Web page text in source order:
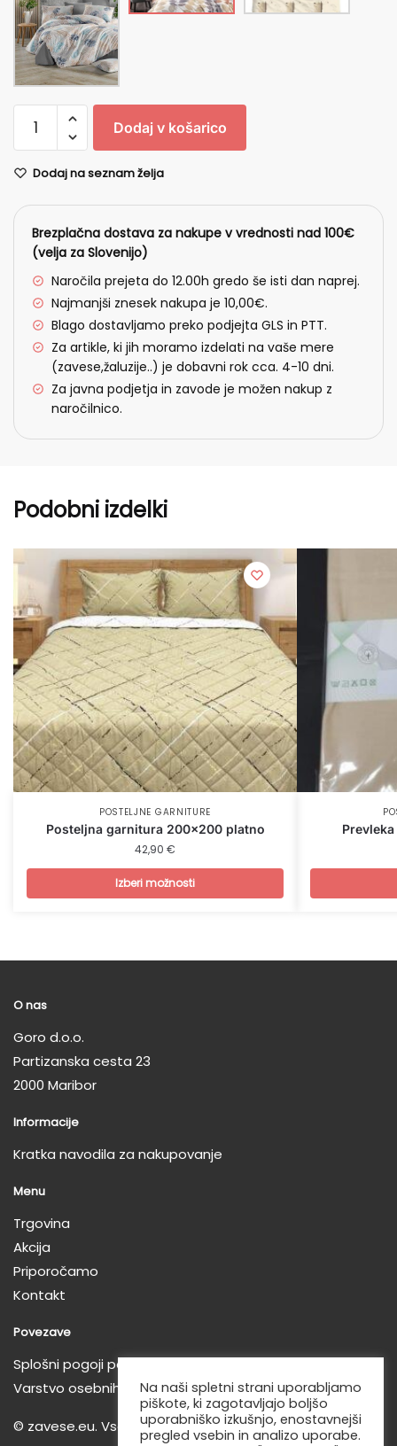
Dodaj v košarico
Dodaj na seznam želja
Brezplačna dostava za nakupe v vrednosti nad 100€
(velja za Slovenijo)
Naročila prejeta do 12.00h gredo še isti dan naprej.
Najmanjši znesek nakupa je 10,00€.
Blago dostavljamo preko podjejta GLS in PTT.
Za artikle, ki jih moramo izdelati na vaše mere
(zavese,žaluzije..) je dobavni rok cca. 4-10 dni.
Za javna podjetja in zavode je možen nakup z
naročilnico.
Podobni izdelki
POSTELJNE GARNITURE
Posteljna garnitura 200×200 platno
42,90 €
Izberi možnosti
O nas
Goro d.o.o.
Partizanska cesta 23
2000 Maribor
Informacije
Kratka navodila za nakupovanje
Menu
Trgovina
Akcija
Priporočamo
Kontakt
Povezave
Splošni pogoji poslovanja
Varstvo osebnih podatkov
© zavese.eu. Vse pravice pridržane!
Na naši spletni strani uporabljamo
piškote, ki zagotavljajo boljšo
uporabniško izkušnjo, enostavnejši
pregled vsebin in analizo uporabe.